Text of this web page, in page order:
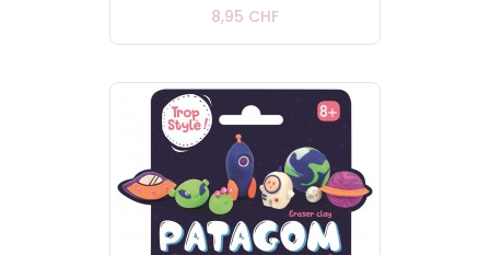
8,95 CHFPrix